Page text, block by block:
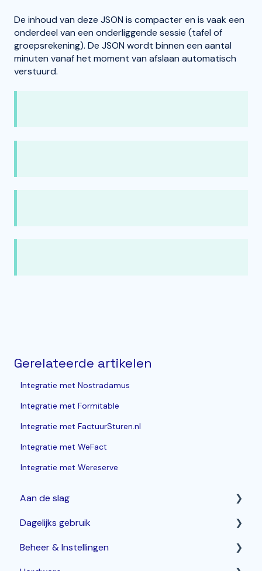
De inhoud van deze JSON is compacter en is vaak een
onderdeel van een onderliggende sessie (tafel of
groepsrekening). De JSON wordt binnen een aantal
minuten vanaf het moment van afslaan automatisch
verstuurd.
Gerelateerde artikelen
Integratie met Nostradamus
Integratie met Formitable
Integratie met FactuurSturen.nl
Integratie met WeFact
Integratie met Wereserve
Aan de slag
Horeca Kassasysteem
Webshop: Afhaal- en Bezorgen
Dagelijks gebruik
Betalen & corrigeren
Beheer & Instellingen